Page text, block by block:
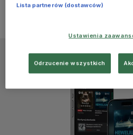
Lista partnerów (dostawców)
Ustawienia
Odrzucenie wszystkich